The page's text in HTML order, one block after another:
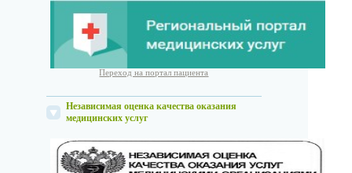
Переход на портал пациента
Независимая оценка качества оказания
медицинских услуг